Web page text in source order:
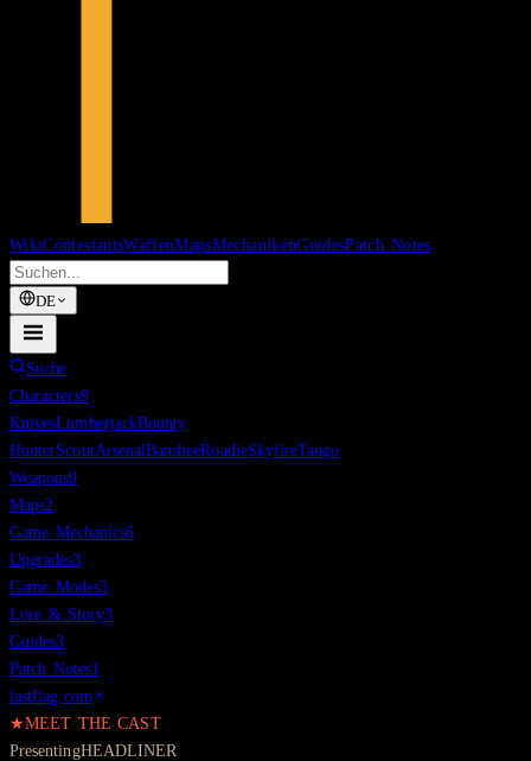
WikiContestantsWaffenMapsMechanikenGuidesPatch Notes
DE
Suche
Characters9
KnivesLumberjackBounty
HunterScoutArsenalBansheeRoadieSkyfireTango
Weapons9
Maps2
Game Mechanics6
Upgrades3
Game Modes3
Lore & Story3
Guides3
Patch Notes1
lastflag.com
★MEET THE CAST
PresentingHEADLINER